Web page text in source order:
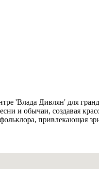
'Влада Дивлян' для
и обычаи, создавая
привлекающая